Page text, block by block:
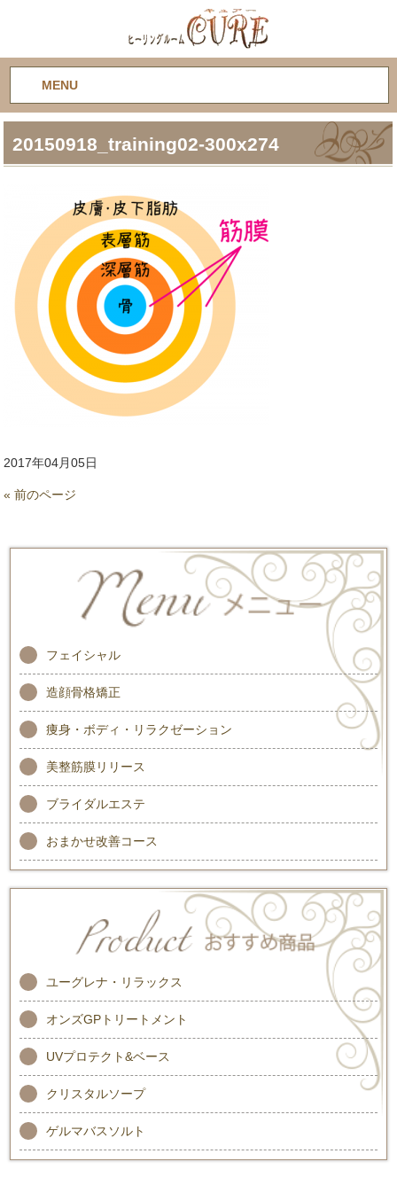
MENU
20150918_training02-300x274
2017年04月05日
« 前のページ
フェイシャル
造顔骨格矯正
痩身・ボディ・リラクゼーション
美整筋膜リリース
ブライダルエステ
おまかせ改善コース
ユーグレナ・リラックス
オンズGPトリートメント
UVプロテクト&ベース
クリスタルソープ
ゲルマバスソルト